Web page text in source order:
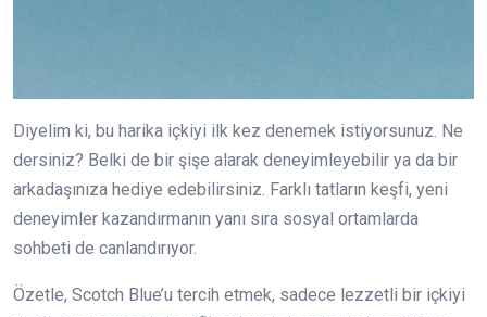
Diyelim ki, bu harika içkiyi ilk kez denemek istiyorsunuz. Ne
dersiniz? Belki de bir şişe alarak deneyimleyebilir ya da bir
arkadaşınıza hediye edebilirsiniz. Farklı tatların keşfi, yeni
deneyimler kazandırmanın yanı sıra sosyal ortamlarda
sohbeti de canlandırıyor.
Özetle, Scotch Blue’u tercih etmek, sadece lezzetli bir içkiyi